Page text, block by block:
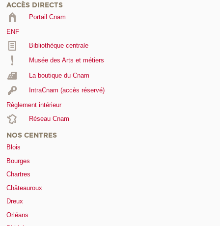
ACCÈS DIRECTS
Portail Cnam
ENF
Bibliothèque centrale
Musée des Arts et métiers
La boutique du Cnam
IntraCnam (accès réservé)
Règlement intérieur
Réseau Cnam
NOS CENTRES
Blois
Bourges
Chartres
Châteauroux
Dreux
Orléans